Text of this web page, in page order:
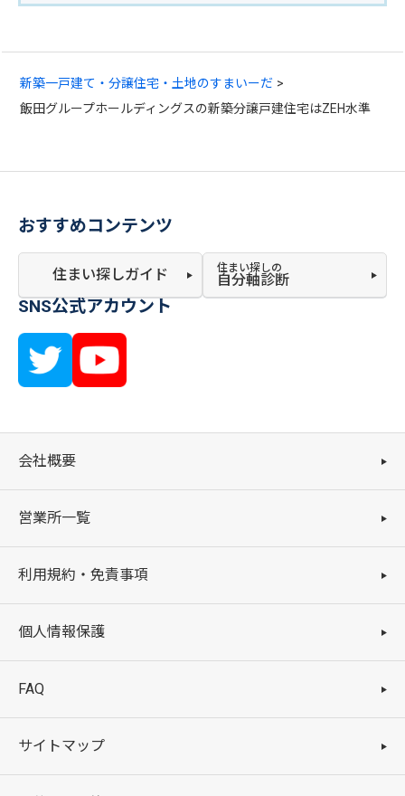
新築一戸建て・分譲住宅・土地のすまいーだ
飯田グループホールディングスの新築分譲戸建住宅はZEH水準
おすすめコンテンツ
住まい探しガイド 住まい探しの
自分軸診断
SNS公式アカウント
会社概要
営業所一覧
利用規約・免責事項
個人情報保護
FAQ
サイトマップ